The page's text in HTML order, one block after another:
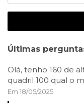
Últimas
Olá, tenho 160 de
quadril 100 qual o
Em 18/05/2025